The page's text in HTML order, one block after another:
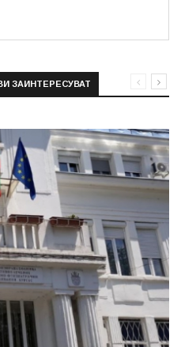
ЗАИНТЕРЕСУВАТ